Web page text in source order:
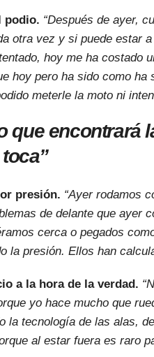
podio. “Después de ayer,
otra vez y si puede estar
hoy me ha costado
hoy pero ha sido como
meterle la moto ni
que encontrará
presión. “Ayer rodamos
de delante que ayer
cerca o pegados
la presión. Ellos han
a la hora de la verdad.
yo hace mucho que
la tecnología de las alas,
al estar fuera es raro